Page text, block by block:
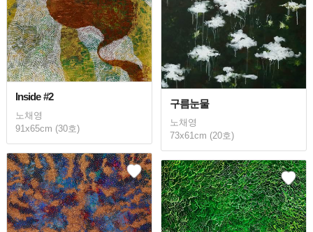
Inside #2
노채영
91x65cm (30호)
구름눈물
노채영
73x61cm (20호)